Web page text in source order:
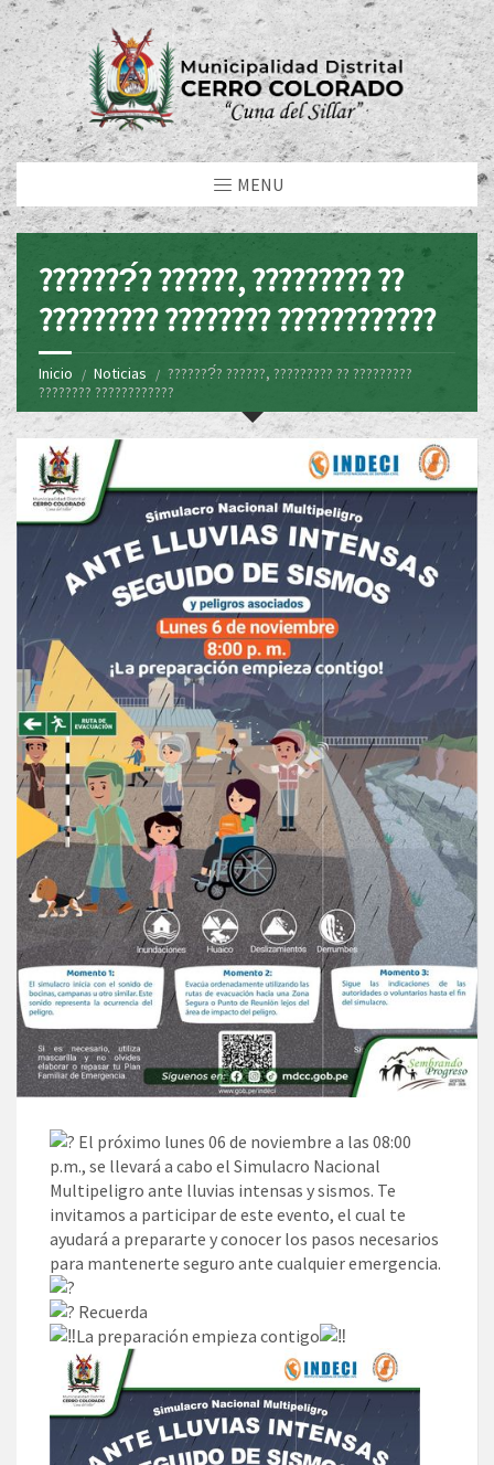
MENU
???????́? ??????, ????????? ??
????????? ???????? ????????????
Inicio Noticias
???????́? ??????, ????????? ?? ?????????
???????? ????????????
El próximo lunes 06 de noviembre a las 08:00
p.m., se llevará a cabo el Simulacro Nacional
Multipeligro ante lluvias intensas y sismos. Te
invitamos a participar de este evento, el cual te
ayudará a prepararte y conocer los pasos necesarios
para mantenerte seguro ante cualquier emergencia.
Recuerda
La preparación empieza contigo